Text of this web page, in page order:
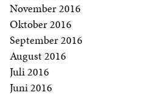
November 2016
Oktober 2016
September 2016
August 2016
Juli 2016
Juni 2016